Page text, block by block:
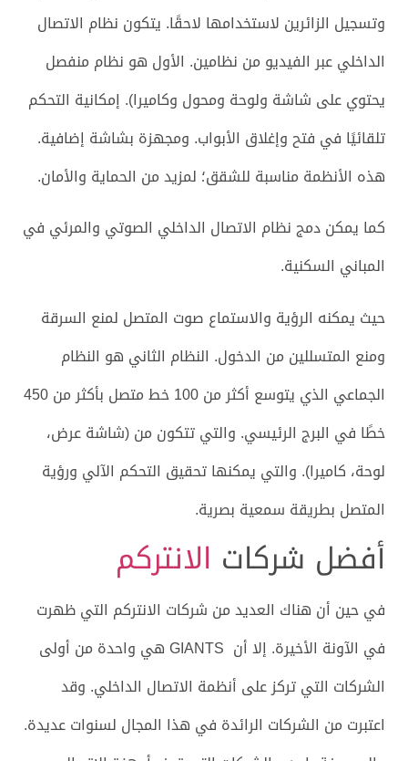
وتسجيل الزائرين لاستخدامها لاحقًا. يتكون نظام الاتصال
الداخلي عبر الفيديو من نظامين. الأول هو نظام منفصل
يحتوي على شاشة ولوحة ومحول وكاميرا). إمكانية التحكم
تلقائيًا في فتح وإغلاق الأبواب. ومجهزة بشاشة إضافية.
هذه الأنظمة مناسبة للشقق؛ لمزيد من الحماية والأمان.
كما يمكن دمج نظام الاتصال الداخلي الصوتي والمرئي في
المباني السكنية.
حيث يمكنه الرؤية والاستماع صوت المتصل لمنع السرقة
ومنع المتسللين من الدخول. النظام الثاني هو النظام
الجماعي الذي يتوسع أكثر من 100 خط متصل بأكثر من 450
خطًا في البرج الرئيسي. والتي تتكون من (شاشة عرض،
لوحة، كاميرا). والتي يمكنها تحقيق التحكم الآلي ورؤية
المتصل بطريقة سمعية بصرية.
أفضل شركات الانتركم
في حين أن هناك العديد من شركات الانتركم التي ظهرت
في الآونة الأخيرة.
إلا أن GIANTS هي واحدة من أولى
الشركات التي تركز على أنظمة الاتصال الداخلي. وقد
اعتبرت من الشركات الرائدة في هذا المجال لسنوات عديدة.